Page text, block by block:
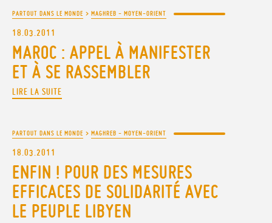
PARTOUT DANS LE MONDE > MAGHREB - MOYEN-ORIENT
18.03.2011
MAROC : APPEL À MANIFESTER
ET À SE RASSEMBLER
LIRE LA SUITE
PARTOUT DANS LE MONDE > MAGHREB - MOYEN-ORIENT
18.03.2011
ENFIN ! POUR DES MESURES
EFFICACES DE SOLIDARITÉ AVEC
LE PEUPLE LIBYEN